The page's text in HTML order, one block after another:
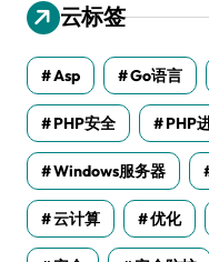
云标签
Asp Go语言
PHP安全 PHP
Windows服务器
云计算 优化